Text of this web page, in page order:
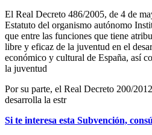
El Real Decreto 486/2005, de 4 de
Estatuto del organismo autónomo
que entre las funciones que tiene
libre y eficaz de la juventud en el
económico y cultural de España, así
la juventud
Por su parte, el Real Decreto 200/
desarrolla la estr
Si te interesa esta Subvención,